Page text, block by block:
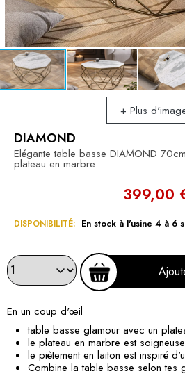
+ Plus
DIAMOND
Elégante table basse DIAMOND
plateau en marbre
399,00
DISPONIBILITÉ: En stock à l'usine 4 à 6
En un coup d'œil
table basse glamour avec un
le plateau en marbre est
le piètement en laiton est inspiré
Combine la table basse selon tes